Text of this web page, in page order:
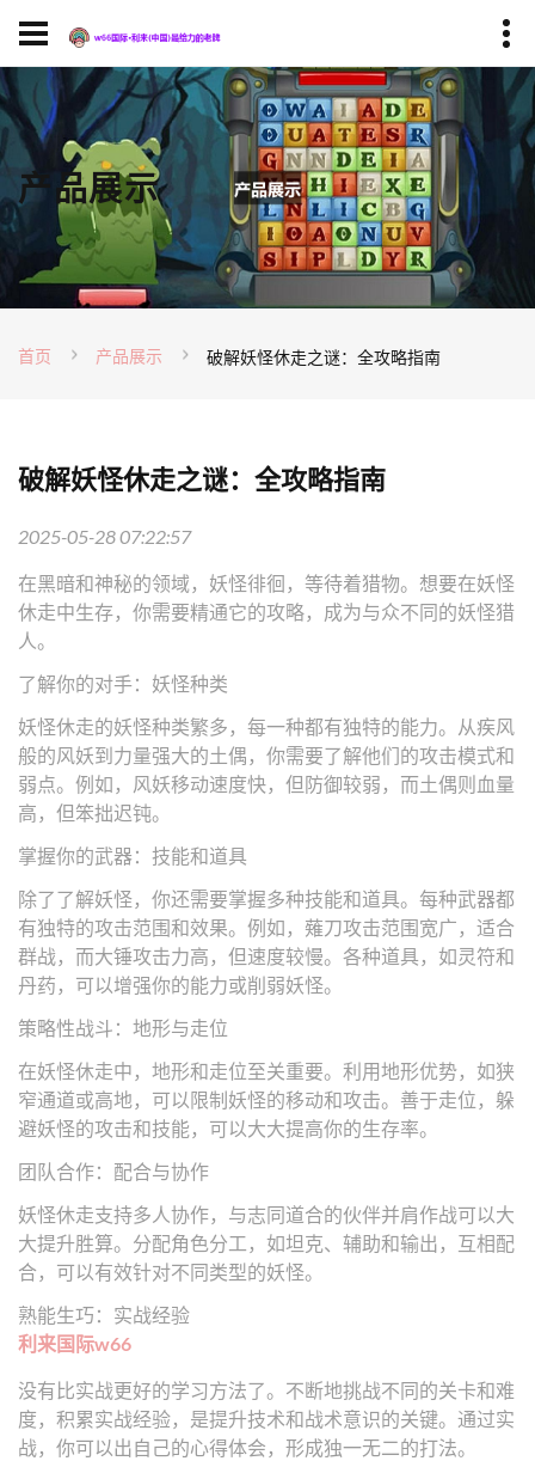
产品展示
首页 产品展示 破解妖怪休走之谜：全攻略指南
破解妖怪休走之谜：全攻略指南
2025-05-28 07:22:57
在黑暗和神秘的领域，妖怪徘徊，等待着猎物。想要在妖怪
休走中生存，你需要精通它的攻略，成为与众不同的妖怪猎
人。
了解你的对手：妖怪种类
妖怪休走的妖怪种类繁多，每一种都有独特的能力。从疾风
般的风妖到力量强大的土偶，你需要了解他们的攻击模式和
弱点。例如，风妖移动速度快，但防御较弱，而土偶则血量
高，但笨拙迟钝。
掌握你的武器：技能和道具
除了了解妖怪，你还需要掌握多种技能和道具。每种武器都
有独特的攻击范围和效果。例如，薙刀攻击范围宽广，适合
群战，而大锤攻击力高，但速度较慢。各种道具，如灵符和
丹药，可以增强你的能力或削弱妖怪。
策略性战斗：地形与走位
在妖怪休走中，地形和走位至关重要。利用地形优势，如狭
窄通道或高地，可以限制妖怪的移动和攻击。善于走位，躲
避妖怪的攻击和技能，可以大大提高你的生存率。
团队合作：配合与协作
妖怪休走支持多人协作，与志同道合的伙伴并肩作战可以大
大提升胜算。分配角色分工，如坦克、辅助和输出，互相配
合，可以有效针对不同类型的妖怪。
熟能生巧：实战经验
利来国际w66
没有比实战更好的学习方法了。不断地挑战不同的关卡和难
度，积累实战经验，是提升技术和战术意识的关键。通过实
战，你可以出自己的心得体会，形成独一无二的打法。